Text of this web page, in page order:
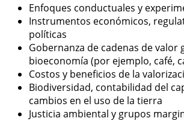
Enfoques conductuales y
Instrumentos económicos,
políticas
Gobernanza de cadenas de valor
bioeconomía (por ejemplo, café,
Costos y beneficios de la
Biodiversidad, contabilidad del
cambios en el uso de la tierra
Justicia ambiental y grupos